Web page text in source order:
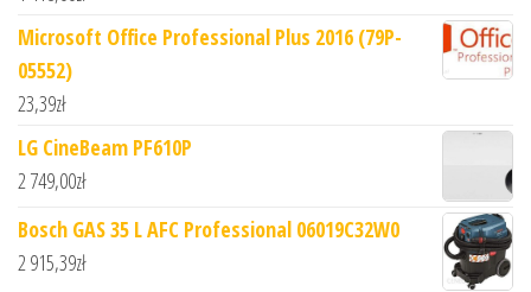
Microsoft Office Professional Plus 2016 (79P-
05552)
23,39zł
LG CineBeam PF610P
2 749,00zł
Bosch GAS 35 L AFC Professional 06019C32W0
2 915,39zł